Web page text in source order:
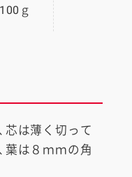
100ｇ
芯は薄く切って
葉は８ｍｍの角